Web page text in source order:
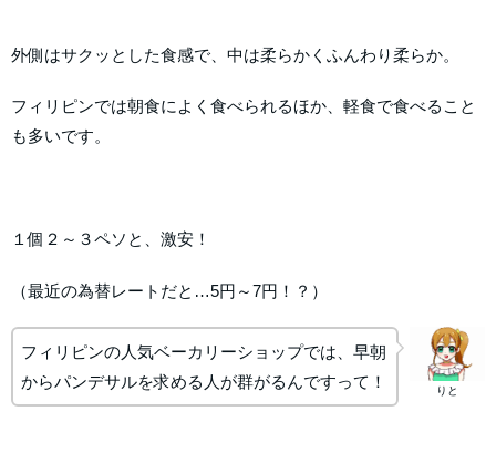
外側はサクッとした食感で、中は柔らかくふんわり柔らか。
フィリピンでは朝食によく食べられるほか、軽食で食べること
も多いです。
１個２～３ペソと、激安！
（最近の為替レートだと…5円～7円！？）
りと
フィリピンの人気ベーカリーショップでは、早朝
からパンデサルを求める人が群がるんですって！